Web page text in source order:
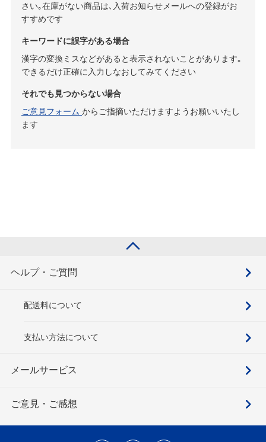
さい｡在庫がない商品は､入荷お知らせメールへの登録がお
すすめです
キーワードに誤字がある場合
漢字の変換ミスなどがあると表示されないことがあります｡
できるだけ正確に入力しなおしてみてください
それでも見つからない場合
ご意見フォーム からご指摘いただけますようお願いいたし
ます
ヘルプ・ご質問
配送料について
支払い方法について
メールサービス
ご意見・ご感想